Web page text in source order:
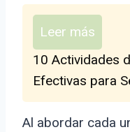
Leer más
10 Actividades
Efectivas para
Al abordar cada